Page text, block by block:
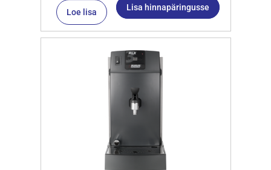
Loe lisa Lisa hinnapäringusse